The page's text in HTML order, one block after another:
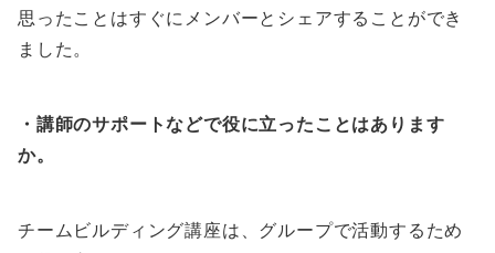
思ったことはすぐにメンバーとシェアすることができ
ました。
・講師のサポートなどで役に立ったことはあります
か。
チームビルディング講座は、グループで活動するため